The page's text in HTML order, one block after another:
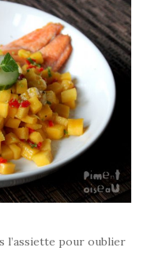
l’assiette pour oublier